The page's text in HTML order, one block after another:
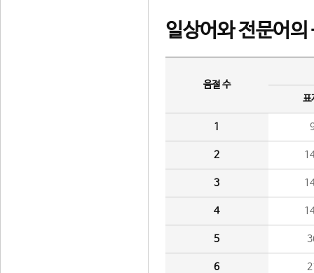
일상어와 전문어의
음절 수
표
1
2
3
4
5
6